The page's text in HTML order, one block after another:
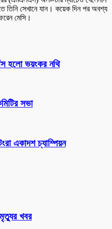
তিনি সেখানে যান। কয়েক দিন পর অবশ্য
মেসি।
হলো ভয়ংকর নথি
সভা
একাদশ চ্যাম্পিয়ন
মৃত্যুর খবর